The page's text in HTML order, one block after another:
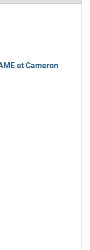
et Cameron